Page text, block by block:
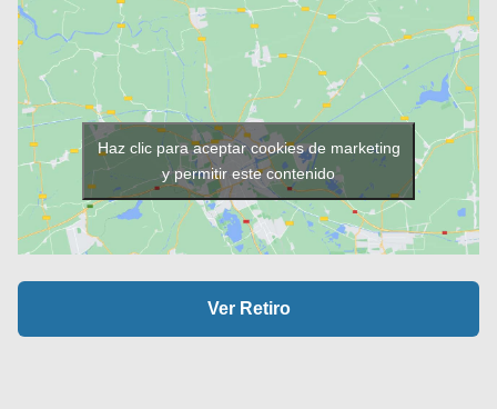
Haz clic para aceptar cookies de marketing
y permitir este contenido
Ver Retiro